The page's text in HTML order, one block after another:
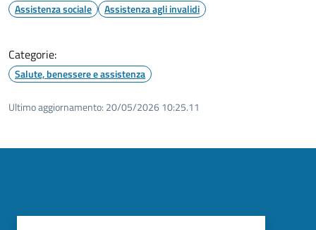
Assistenza sociale Assistenza agli invalidi
Categorie:
Salute, benessere e assistenza
Ultimo aggiornamento: 20/05/2026 10:25.11